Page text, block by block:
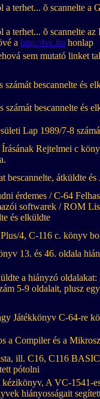
a terhet... õ scannelte a
a terhet... õ scannelte
a http://tvc.hu honlap
sem mutató linket
bescannelte és
bescannelte és
Lap 1989/7-8
Rejtelmei c
bescannelte, átküldte és
érdemes / C-64
softwarek / ROM
és elküldte
4, C-116 c. könyv
13. és 46. oldala
a hiányzó
5-9 oldalait, plusz
Játékkönyv C-64-re
a Compiler és a
ill. C16, C116
pótolni
A VC-1541-
hiányosságait